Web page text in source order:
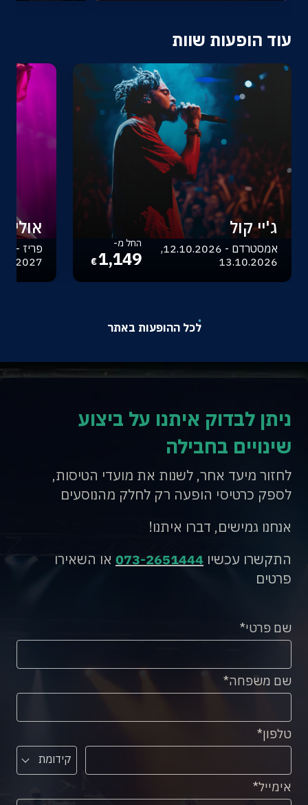
עוד הופעות שוות
ג'יי קול
אמסטרדם - 12.10.2026,
13.10.2026
החל מ-
1,149
€
לכל ההופעות באתר
ניתן לבדוק איתנו על ביצוע
שינויים בחבילה
לחזור מיעד אחר, לשנות את מועדי הטיסות,
לספק כרטיסי הופעה רק לחלק מהנוסעים
אנחנו גמישים, דברו איתנו!
התקשרו עכשיו 073-2651444 או השאירו
פרטים
שם פרטי
שם משפחה
טלפון
קידומת
אימייל